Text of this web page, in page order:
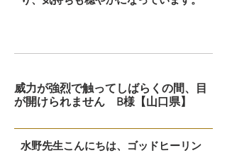
威力が強烈で触ってしばらくの間、目
が開けられません B様【山口県】
水野先生こんにちは、ゴッドヒーリン